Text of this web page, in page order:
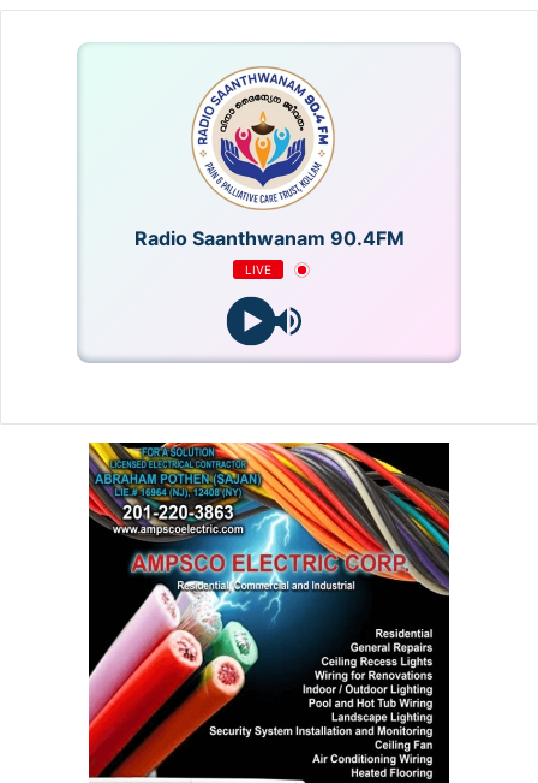
ലാഭക്ഷമതയിലും വിപണി പ്രവണതകളിലും
എന്ത് സ്വാധീനം ചെലുത്തുമെന്നത്
നിക്ഷേപകരും വ്യവസായ
മേഖലയുമെല്ലാം ശ്രദ്ധയോടെ
നിരീക്ഷിക്കുകയാണ്.
america india latest news
Copy URL
Radio Saanthwanam 90.4FM
LIVE